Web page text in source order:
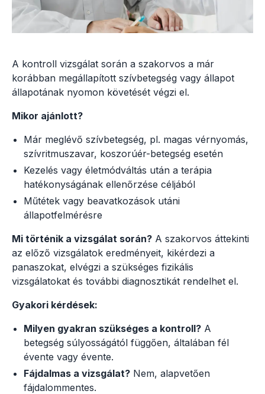
A kontroll vizsgálat során a szakorvos a már
korábban megállapított szívbetegség vagy állapot
állapotának nyomon követését végzi el.
Mikor ajánlott?
Már meglévő szívbetegség, pl. magas vérnyomás,
szívritmuszavar, koszorúér-betegség esetén
Kezelés vagy életmódváltás után a terápia
hatékonyságának ellenőrzése céljából
Műtétek vagy beavatkozások utáni
állapotfelmérésre
Mi történik a vizsgálat során? A szakorvos áttekinti
az előző vizsgálatok eredményeit, kikérdezi a
panaszokat, elvégzi a szükséges fizikális
vizsgálatokat és további diagnosztikát rendelhet el.
Gyakori kérdések:
Milyen gyakran szükséges a kontroll? A
betegség súlyosságától függően, általában fél
évente vagy évente.
Fájdalmas a vizsgálat? Nem, alapvetően
fájdalommentes.